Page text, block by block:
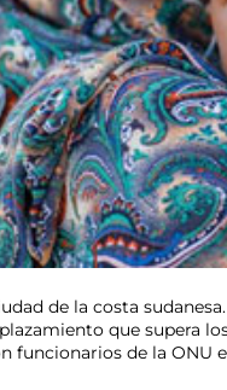
de la costa
que supera
funcionarios de la ONU